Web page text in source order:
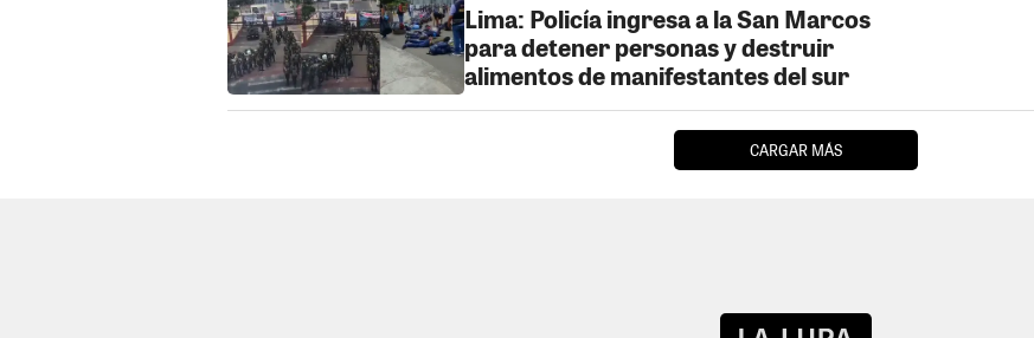
Lima: Policía ingresa a la San Marcos
para detener personas y destruir
alimentos de manifestantes del sur
CARGAR MÁS